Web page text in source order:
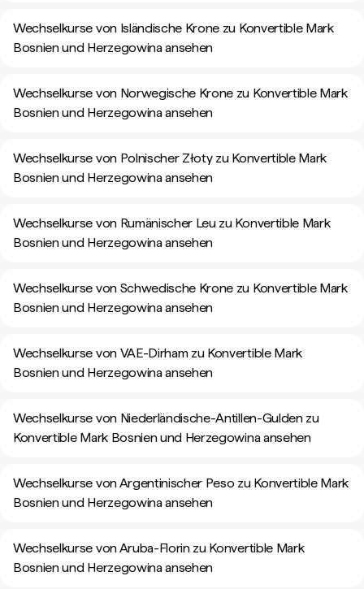
Wechselkurse von Isländische Krone zu Konvertible Mark
Bosnien und Herzegowina ansehen
Wechselkurse von Norwegische Krone zu Konvertible Mark
Bosnien und Herzegowina ansehen
Wechselkurse von Polnischer Złoty zu Konvertible Mark
Bosnien und Herzegowina ansehen
Wechselkurse von Rumänischer Leu zu Konvertible Mark
Bosnien und Herzegowina ansehen
Wechselkurse von Schwedische Krone zu Konvertible Mark
Bosnien und Herzegowina ansehen
Wechselkurse von VAE-Dirham zu Konvertible Mark
Bosnien und Herzegowina ansehen
Wechselkurse von Niederländische-Antillen-Gulden zu
Konvertible Mark Bosnien und Herzegowina ansehen
Wechselkurse von Argentinischer Peso zu Konvertible Mark
Bosnien und Herzegowina ansehen
Wechselkurse von Aruba-Florin zu Konvertible Mark
Bosnien und Herzegowina ansehen